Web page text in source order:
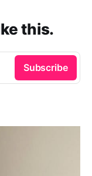
this.
Subscribe